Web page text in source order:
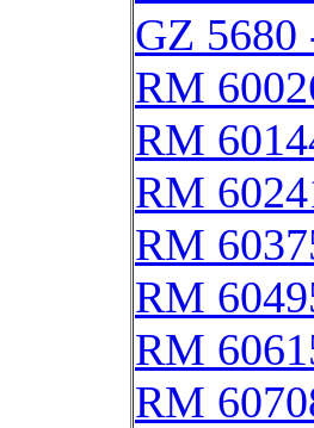
GZ 5680
RM
RM
RM
RM
RM
RM
RM